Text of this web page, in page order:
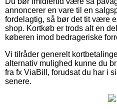
annoncerer en vare til en
fordelagtig, så bør det tit være
shop. Kortkøb er trods alt en
køberen imod bedrageriske
Vi tilråder generelt
alternativ mulighed kunne du
fra fx ViaBill, forudsat du har i
senere.